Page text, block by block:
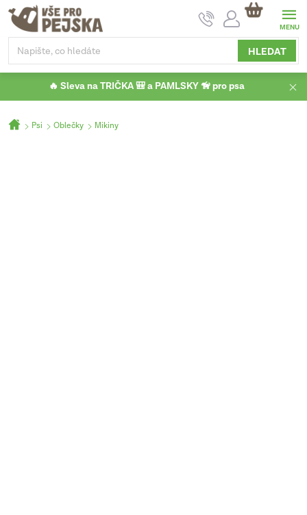
Přejít
obsah
HLEDAT
NÁKUPNÍ
KOŠÍK
🔥 Sleva na TRIČKA 🎒 a PAMLSKY 🦮 pro psa
Domů
Psi Oblečky Mikiny